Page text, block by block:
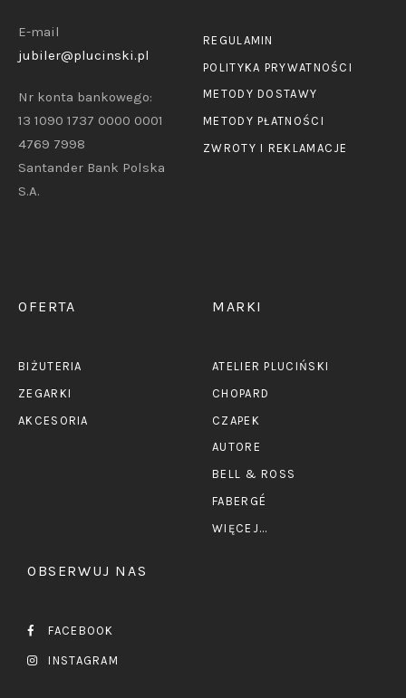
E-mail
jubiler@plucinski.pl
Nr konta bankowego:
13 1090 1737 0000 0001
4769 7998
Santander Bank Polska
S.A.
REGULAMIN
POLITYKA PRYWATNOŚCI
METODY DOSTAWY
METODY PŁATNOŚCI
ZWROTY I REKLAMACJE
OFERTA
BIŻUTERIA
ZEGARKI
AKCESORIA
MARKI
ATELIER PLUCIŃSKI
CHOPARD
CZAPEK
AUTORE
BELL & ROSS
FABERGÉ
WIĘCEJ...
OBSERWUJ NAS
FACEBOOK
INSTAGRAM